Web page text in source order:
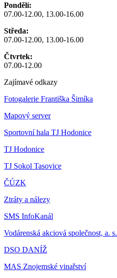
Pondělí:
07.00-12.00, 13.00-16.00
Středa:
07.00-12.00, 13.00-16.00
Čtvrtek:
07.00-12.00
Zajímavé odkazy
Fotogalerie Františka Šimíka
Mapový server
Sportovní hala TJ Hodonice
TJ Hodonice
TJ Sokol Tasovice
ČÚZK
Ztráty a nálezy
SMS InfoKanál
Vodárenská akciová společnost, a. s.
DSO DANÍŽ
MAS Znojemské vinařství